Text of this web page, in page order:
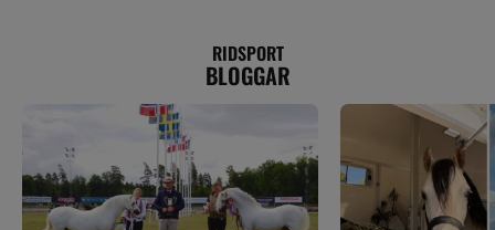
RIDSPORT
BLOGGAR